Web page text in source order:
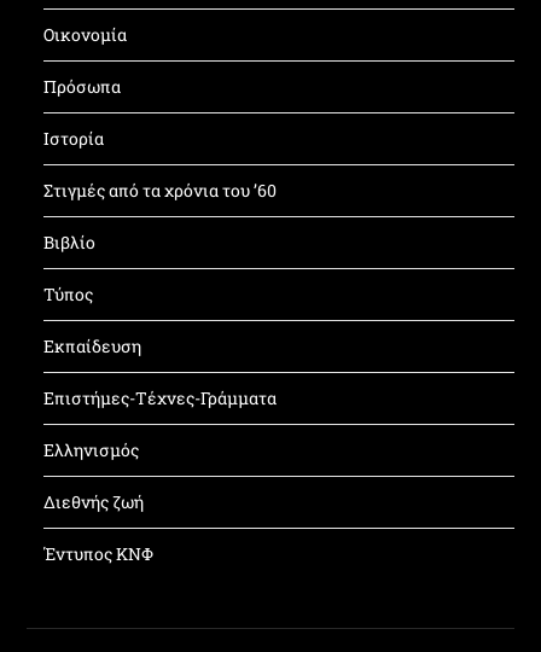
Οικονομία
Πρόσωπα
Ιστορία
Στιγμές από τα χρόνια του ’60
Βιβλίο
Τύπος
Εκπαίδευση
Επιστήμες-Τέχνες-Γράμματα
Ελληνισμός
Διεθνής ζωή
Έντυπος ΚΝΦ